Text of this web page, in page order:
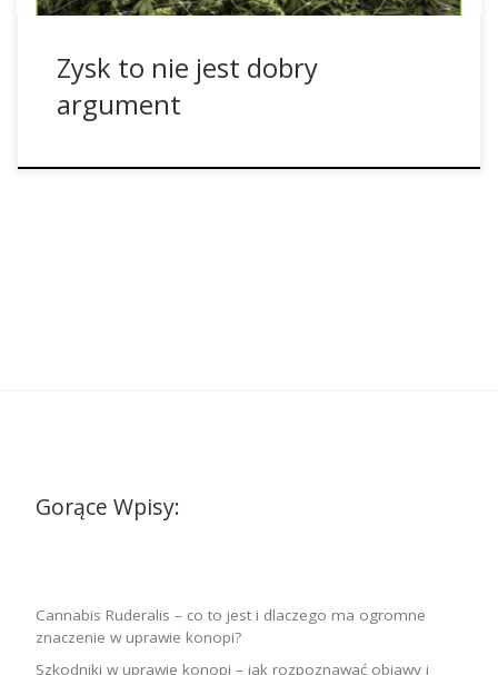
Zysk to nie jest dobry
argument
Gorące Wpisy:
Cannabis Ruderalis – co to jest i dlaczego ma ogromne
znaczenie w uprawie konopi?
Szkodniki w uprawie konopi – jak rozpoznawać objawy i